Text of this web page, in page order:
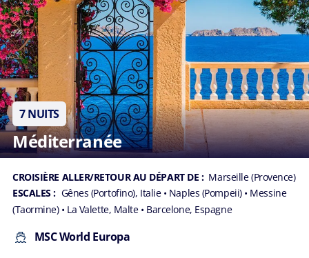
7 NUITS
Méditerranée
CROISIÈRE ALLER/RETOUR AU DÉPART DE : Marseille (Provence)
ESCALES : Gênes (Portofino), Italie • Naples (Pompeii) • Messine
(Taormine) • La Valette, Malte • Barcelone, Espagne
MSC World Europa